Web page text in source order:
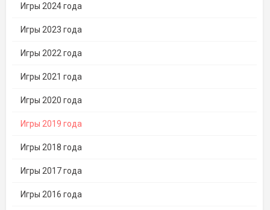
Игры 2024 года
Игры 2023 года
Игры 2022 года
Игры 2021 года
Игры 2020 года
Игры 2019 года
Игры 2018 года
Игры 2017 года
Игры 2016 года